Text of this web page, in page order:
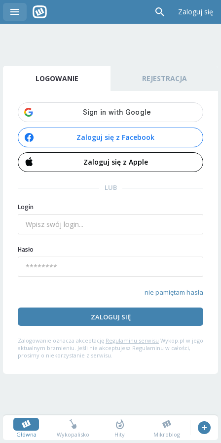
Zaloguj się
LOGOWANIE REJESTRACJA
Zaloguj się z Facebook
Zaloguj się z Apple
LUB
Login
Hasło
nie pamiętam hasła
ZALOGUJ SIĘ
Zalogowanie oznacza akceptację Regulaminu serwisu Wykop.pl w jego
aktualnym brzmieniu. Jeśli nie akceptujesz Regulaminu w całości,
prosimy o niekorzystanie z serwisu.
Główna Wykopalisko Hity Mikroblog